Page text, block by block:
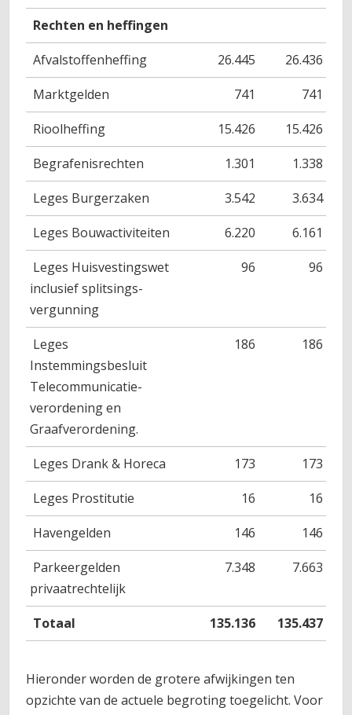
Rechten en heffingen
Afvalstoffenheffing
26.445
26.436
Marktgelden
741
741
Rioolheffing
15.426
15.426
Begrafenisrechten
1.301
1.338
Leges Burgerzaken
3.542
3.634
Leges Bouwactiviteiten
6.220
6.161
Leges Huisvestingswet
inclusief splitsings-
vergunning
96 96
Leges
Instemmingsbesluit
Telecommunicatie-
verordening en
Graafverordening.
186 186
Leges Drank & Horeca 173
173
Leges Prostitutie
16
16
Havengelden
146
146
Parkeergelden
privaatrechtelijk
7.348 7.663
Totaal 135.136 135.437
Hieronder worden de grotere afwijkingen ten
opzichte van de actuele begroting toegelicht. Voor